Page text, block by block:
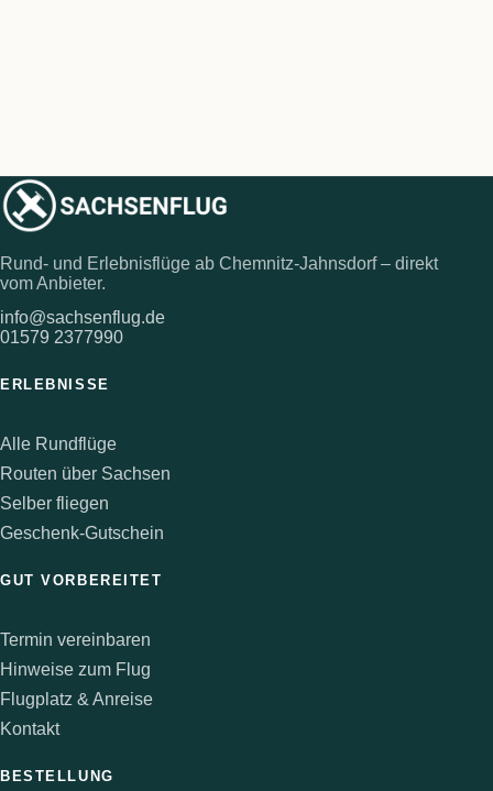
Rund- und Erlebnisflüge ab Chemnitz-Jahnsdorf – direkt
vom Anbieter.
info@sachsenflug.de
01579 2377990
ERLEBNISSE
Alle Rundflüge
Routen über Sachsen
Selber fliegen
Geschenk-Gutschein
GUT VORBEREITET
Termin vereinbaren
Hinweise zum Flug
Flugplatz & Anreise
Kontakt
BESTELLUNG